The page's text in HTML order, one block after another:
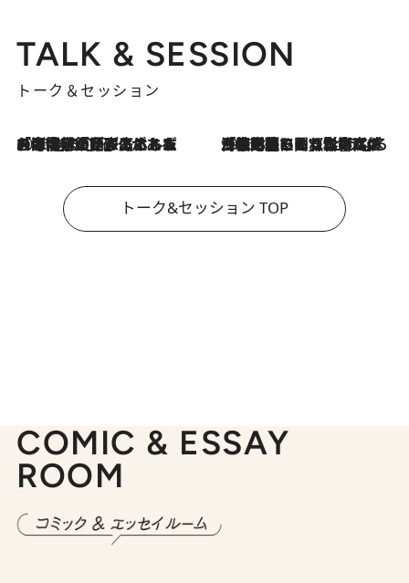
TALK & SESSION
トーク＆セッション
2026.8.3
「今後値上げがあるとすれば…」「リスクがあるのは今年の冬」エネルギー専門家が語る、ホルムズ海峡封鎖が家庭にもたらす“ある心配” 2026.8.3
「住宅建てられない…」「サーチャージ料の高値が続いている」ホルムズ海峡封鎖による影響はいつまで続く？《エネルギー専門家に聞く“どうなる日本の暮らし”》
トーク&セッション TOP
COMIC & ESSAY
ROOM